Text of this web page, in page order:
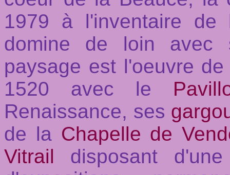
1979 à l'inventaire de
domine de loin avec
paysage est l'oeuvre
1520 avec le
Renaissance, ses
de la Chapelle de
Vitrail disposant